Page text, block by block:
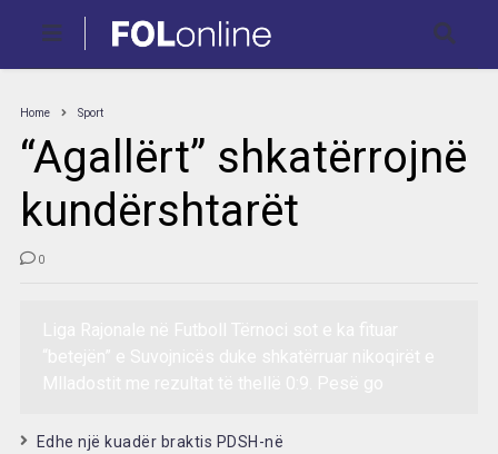
Home Sport
“Agallërt” shkatërrojnë
kundërshtarët
0
Edhe një kuadër braktis PDSH-në